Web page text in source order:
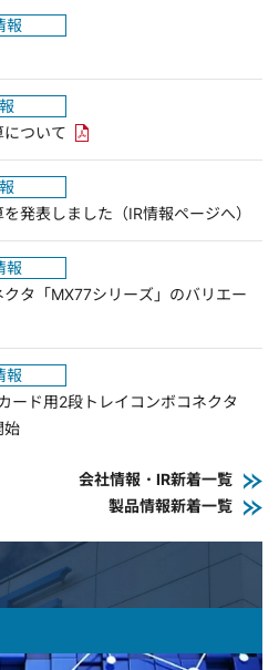
報
ついて PDFリンクを新しいウィンド
発表しました（IR情報ページへ）
報
タ「MX77シリーズ」のバリエー
報
ード用2段トレイコンボコネクタ
始
会社情報・IR新着一覧
製品情報新着一覧